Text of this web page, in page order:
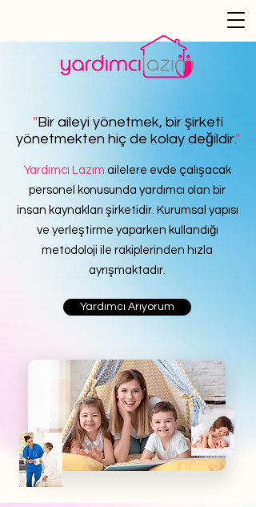
''Bir aileyi yönetmek, bir şirketi
yönetmekten hiç de kolay değildir.''
Yardımcı Lazım ailelere evde çalışacak
personel konusunda yardımcı olan bir
insan kaynakları şirketidir. Kurumsal yapısı
ve yerleştirme yaparken kullandığı
metodoloji ile rakiplerinden hızla
ayrışmaktadır.
Yardımcı Arıyorum